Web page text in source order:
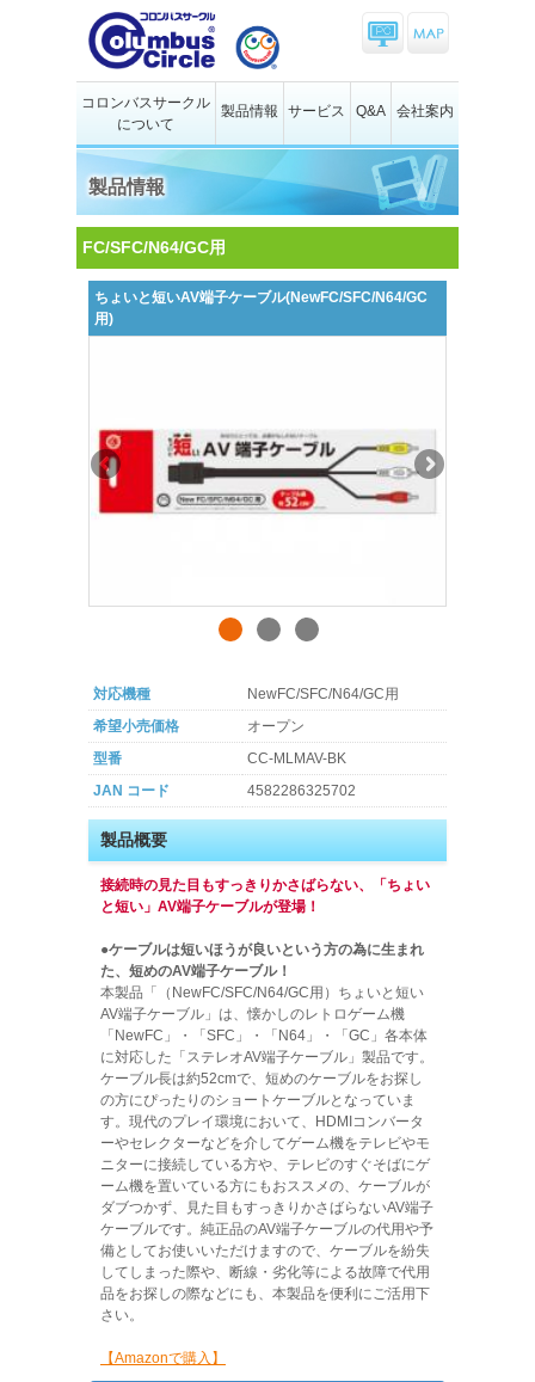
コロンバスサークル
について
製品情報 サービス Q&A 会社案内
製品情報
FC/SFC/N64/GC用
ちょいと短いAV端子ケーブル(NewFC/SFC/N64/GC
用)
対応機種
NewFC/SFC/N64/GC用
希望小売価格
オープン
型番
CC-MLMAV-BK
JAN コード
4582286325702
製品概要
接続時の見た目もすっきりかさばらない、「ちょい
と短い」AV端子ケーブルが登場！
●ケーブルは短いほうが良いという方の為に生まれ
た、短めのAV端子ケーブル！
本製品「（NewFC/SFC/N64/GC用）ちょいと短い
AV端子ケーブル」は、懐かしのレトロゲーム機
「NewFC」・「SFC」・「N64」・「GC」各本体
に対応した「ステレオAV端子ケーブル」製品です。
ケーブル長は約52cmで、短めのケーブルをお探し
の方にぴったりのショートケーブルとなっていま
す。現代のプレイ環境において、HDMIコンバータ
ーやセレクターなどを介してゲーム機をテレビやモ
ニターに接続している方や、テレビのすぐそばにゲ
ーム機を置いている方にもおススメの、ケーブルが
ダブつかず、見た目もすっきりかさばらないAV端子
ケーブルです。純正品のAV端子ケーブルの代用や予
備としてお使いいただけますので、ケーブルを紛失
してしまった際や、断線・劣化等による故障で代用
品をお探しの際などにも、本製品を便利にご活用下
さい。
【Amazonで購入】